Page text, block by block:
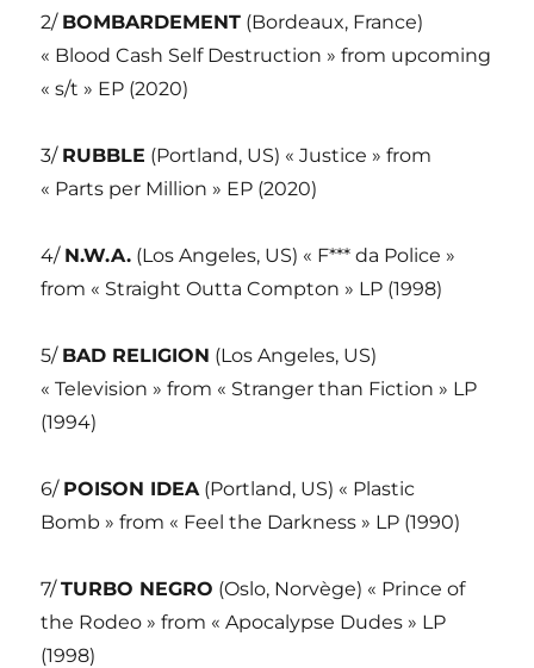
2/ BOMBARDEMENT (Bordeaux, France)
« Blood Cash Self Destruction » from upcoming
« s/t » EP (2020)
3/ RUBBLE (Portland, US) « Justice » from
« Parts per Million » EP (2020)
4/ N.W.A. (Los Angeles, US) « F*** da Police »
from « Straight Outta Compton » LP (1998)
5/ BAD RELIGION (Los Angeles, US)
« Television » from « Stranger than Fiction » LP
(1994)
6/ POISON IDEA (Portland, US) « Plastic
Bomb » from « Feel the Darkness » LP (1990)
7/TURBO NEGRO (Oslo, Norvège) « Prince of
the Rodeo » from « Apocalypse Dudes » LP
(1998)